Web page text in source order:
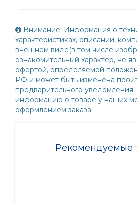
Внимание! Информация о
характеристиках, описании,
внешнем виде(в том числе
ознакомительный характер, не
офертой, определяемой
РФ и может быть изменена
предварительного уведомления.
информацию о товаре у наших
оформлением заказа.
Рекомендуемые